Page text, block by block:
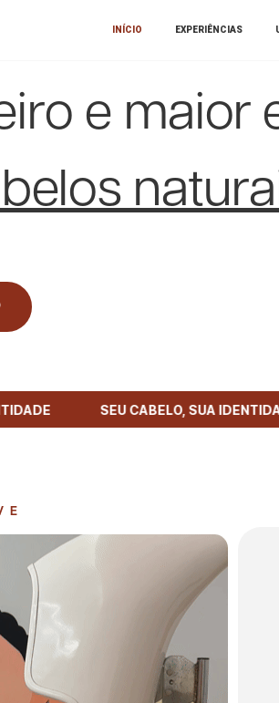
INÍCIO EXPERIÊNCIAS
e maior
SEU CABELO, SUA IDENTIDADE